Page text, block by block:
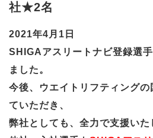
社★2名
2021年4月1日
SHIGAアスリートナビ登録選
ました。
今後、ウエイトリフティング
ていただき、
弊社としても、全力で支援いた